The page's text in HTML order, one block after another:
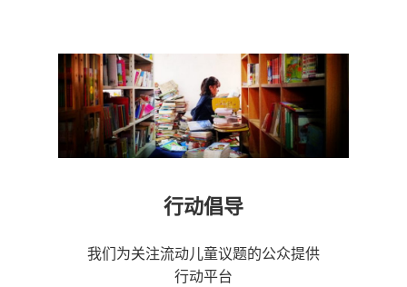
行动倡导
我们为关注流动儿童议题的公众提供
行动平台